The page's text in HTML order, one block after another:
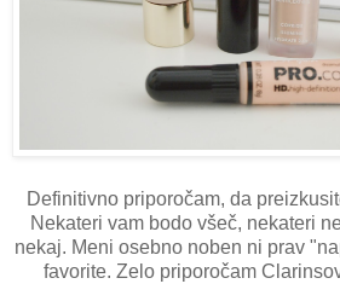
Definitivno priporočam, da
Nekateri vam bodo všeč, nekateri
nekaj. Meni osebno noben ni prav
favorite. Zelo priporočam